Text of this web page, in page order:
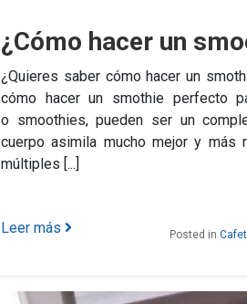
¿Cómo hacer un
¿Quieres saber cómo hacer un
cómo hacer un smothie
o smoothies, pueden ser un
cuerpo asimila mucho mejor y más
múltiples [...]
Leer más Posted in